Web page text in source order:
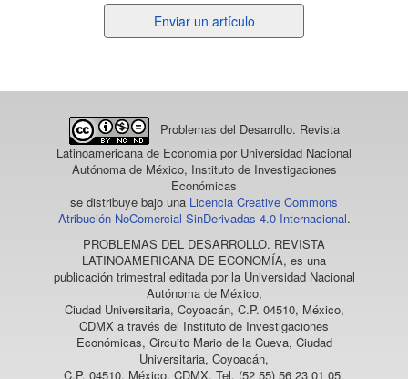
un
Enviar un artículo
Problemas del Desarrollo. Revista
Latinoamericana de Economía por Universidad Nacional
Autónoma de México, Instituto de Investigaciones
Económicas
se distribuye bajo una Licencia Creative Commons
Atribución-NoComercial-SinDerivadas 4.0 Internacional.
PROBLEMAS DEL DESARROLLO. REVISTA
LATINOAMERICANA DE ECONOMÍA, es una
publicación trimestral editada por la Universidad Nacional
Autónoma de México,
Ciudad Universitaria, Coyoacán, C.P. 04510, México,
CDMX a través del Instituto de Investigaciones
Económicas, Circuito Mario de la Cueva, Ciudad
Universitaria, Coyoacán,
C.P. 04510, México, CDMX, Tel. (52 55) 56 23 01 05,